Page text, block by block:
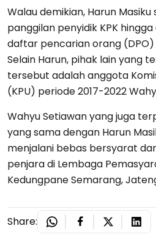
Walau demikian, Harun
panggilan penyidik KPK
daftar pencarian orang (DPO)
Selain Harun, pihak lain yang
tersebut adalah anggota
(KPU) periode 2017-2022
Wahyu Setiawan yang juga
yang sama dengan Harun
menjalani bebas bersyarat
penjara di Lembaga
Kedungpane Semarang,
Share: